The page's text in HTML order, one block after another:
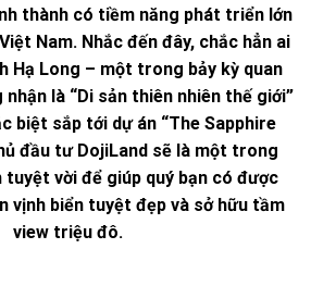
thành có tiềm năng phát triển lớn
Nam. Nhắc đến đây, chắc hẳn ai
Hạ Long – một trong bảy kỳ quan
nhận là “Di sản thiên nhiên thế giới”
biệt sắp tới dự án “The Sapphire
đầu tư DojiLand sẽ là một trong
vời để giúp quý bạn có được
vịnh biển tuyệt đẹp và sở hữu tầm
view triệu đô.